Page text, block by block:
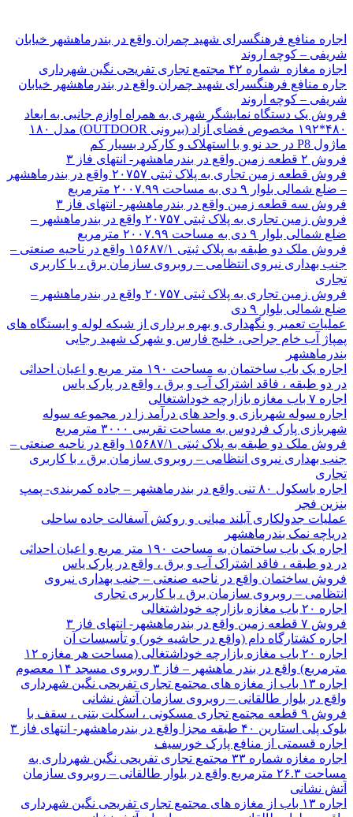
اجاره منافع فرهنگسرای شهید چمران واقع در بندرماهشهر خیابان
شریفی – کوچه اروند
اجازه مغازه شماره ۴۲ مجتمع تجاری تفریحی نگین شهرداری
جاره منافع فرهنگسرای شهید چمران واقع در بندرماهشهر خیابان
شریفی – کوچه اروند
فروش یک دستگاه نمایشگر شهری به همراه اوازم جانبی به ابعاد
۴۸۰*۱۹۲ مخصوص فضای آزاد (بیرونی OUTDOOR) مدل ۱۸۰
ماژول P8 در حد نو و با استهلاک و کارکرد بسیار کم
فروش ۲ قطعه زمین واقع در بندرماهشهر- انتهای فاز ۳
فروش قطعه زمین تجاری به پلاک ثبتی ۲۰۷۵۷ واقع در بندرماهشهر
– ضلع شمالی بلوار ۹ دی به مساحت ۲۰۰۷.۹۹ مترمربع
فروش سه قطعه زمین واقع در بندرماهشهر- انتهای فاز ۳
فروش زمین تجاری به پلاک ثبتی ۲۰۷۵۷ واقع در بندرماهشهر –
ضلع شمالی بلوار ۹ دی به مساحت ۲۰۰۷.۹۹ مترمربع
فروش ملک دو طبقه به پلاک ثبتی ۱۵۶۸۷/۱ واقع در ناحیه صنعتی –
جنب بهداری نیروی انتظامی – روبروی سازمان برق ، با کاربری
تجاری
فروش زمین تجاری به پلاک ثبتی ۲۰۷۵۷ واقع در بندرماهشهر –
ضلع شمالی بلوار ۹ دی
عملیات تعمیر و نگهداری و بهره برداری از شبکه لوله و ایستگاه های
پمپاژ آب خام جراحی، خلیج فارس و شهرک شهید رجایی
بندرماهشهر
اجاره یک باب ساختمان به مساحت ۱۹۰ متر مربع و اعیان احداثی
در دو طبقه ، فاقد اشتراک آب و برق ، واقع در پارک یاس
اجاره ۷ باب مغازه بازارچه خوداشتغالی
اجاره سوله شهربازی و واحد های درآمد زا در مجموعه سوله
شهربازی پارک فردوس به مساحت تقریبی ۳۰۰۰ مترمربع
فروش ملک دو طبقه به پلاک ثبتی ۱۵۶۸۷/۱ واقع در ناحیه صنعتی –
جنب بهداری نیروی انتظامی – روبروی سازمان برق ، با کاربری
تجاری
اجاره باسکول ۸۰ تنی واقع در بندرماهشهر – جاده کمربندی- پمپ
بنزین فجر
عملیات جدولکاری آیلند میانی و روکش آسفالت جاده ساحلی
دریاچه نمک بندرماهشهر
اجاره یک باب ساختمان به مساحت ۱۹۰ متر مربع و اعیان احداثی
در دو طبقه ، فاقد اشتراک آب و برق ، واقع در پارک یاس
فروش ساختمان واقع در ناحیه صنعتی – جنب بهداری نیروی
انتظامی – روبروی سازمان برق ، با کاربری تجاری
اجاره ۲۰ باب مغازه بازارچه خوداشتغالی
فروش ۷ قطعه زمین واقع در بندرماهشهر- انتهای فاز ۳
اجاره کشتارگاه دام (واقع در حاشیه خور) و تأسیسات آن
اجاره ۲۰ باب مغازه بازارچه خوداشتغالی (مساحت هر مغازه ۱۲
مترمربع) واقع در بندر ماهشهر – فاز ۳ روبروی مسجد ۱۴ معصوم
اجاره ۱۳ باب از مغازه های مجتمع تجاری تفریحی نگین شهرداری
واقع در بلوار طالقانی – روبروی سازمان آتش نشانی
فروش ۹ قطعه مجتمع تجاری مسکونی ، اسکلت بتنی ، سقف با
بلوک پلی استارین ۴۰ طبقه مجزا واقع در بندرماهشهر- انتهای فاز ۳
اجاره قسمتی از منافع پارک خورسیف
اجاره مغازه شماره ۳۳ مجتمع تجاری تفریحی نگین شهرداری به
مساحت ۲۶.۳ مترمربع واقع در بلوار طالقانی – روبروی سازمان
آتش نشانی
اجاره ۱۳ باب از مغازه های مجتمع تجاری تفریحی نگین شهرداری